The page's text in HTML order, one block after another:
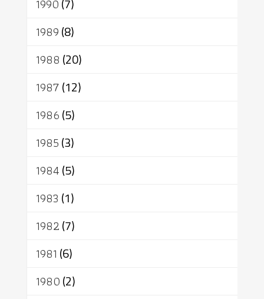
1990(7)
1989(8)
1988 (20)
1987(12)
1986(5)
1985(3)
1984(5)
1983 (1)
1982(7)
1981 (6)
1980(2)